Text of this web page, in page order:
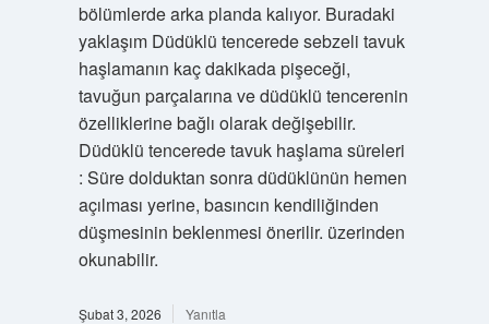
bölümlerde arka planda kalıyor. Buradaki
yaklaşım Düdüklü tencerede sebzeli tavuk
haşlamanın kaç dakikada pişeceği,
tavuğun parçalarına ve düdüklü tencerenin
özelliklerine bağlı olarak değişebilir.
Düdüklü tencerede tavuk haşlama süreleri
: Süre dolduktan sonra düdüklünün hemen
açılması yerine, basıncın kendiliğinden
düşmesinin beklenmesi önerilir. üzerinden
okunabilir.
Şubat 3, 2026 Yanıtla